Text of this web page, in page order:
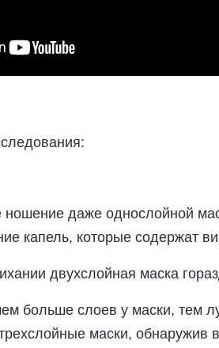
ношение даже однослойной
капель, которые содержат
двухслойная маска
больше слоев у маски, тем
маски, обнаружив